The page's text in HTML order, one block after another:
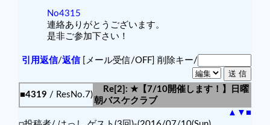
No4315
連絡ありがとうございます。
是非ご参加下さい！
引用返信/返信[メール受信/OFF] 削除キー/
■4319 / ResNo.7)
Re[2]: ★【7/10開催します！】日曜
朝バスケクラブ
▲ ▼ ■